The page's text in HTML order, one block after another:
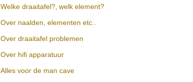
Welke draaitafel?, welk element?
Over naalden, elementen etc..
Over draaitafel problemen
Over hifi apparatuur
Alles voor de man cave